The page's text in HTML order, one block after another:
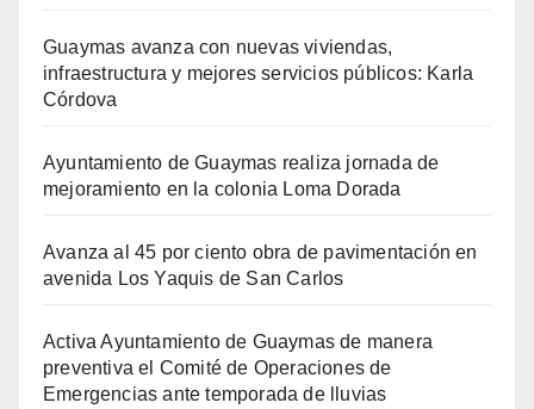
Guaymas avanza con nuevas viviendas,
infraestructura y mejores servicios públicos: Karla
Córdova
Ayuntamiento de Guaymas realiza jornada de
mejoramiento en la colonia Loma Dorada
Avanza al 45 por ciento obra de pavimentación en
avenida Los Yaquis de San Carlos
Activa Ayuntamiento de Guaymas de manera
preventiva el Comité de Operaciones de
Emergencias ante temporada de lluvias